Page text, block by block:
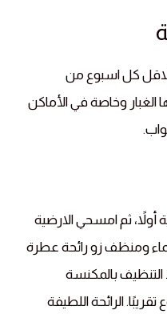
الاقل كل اسبوع من
الغبار وخاصة في الأماكن
أولاً، ثم امسحي الارضية
ومنظف زو رائحة عطرة
بالمكنسة
الرائحة اللطيفة